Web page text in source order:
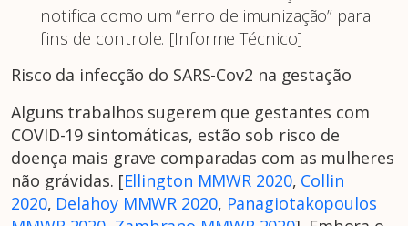
notifica como um “erro de imunização” para
fins de controle. [Informe Técnico]
Risco da infecção do SARS-Cov2 na gestação
Alguns trabalhos sugerem que gestantes com
COVID-19 sintomáticas, estão sob risco de
doença mais grave comparadas com as mulheres
não grávidas. [Ellington MMWR 2020, Collin
2020, Delahoy MMWR 2020, Panagiotakopoulos